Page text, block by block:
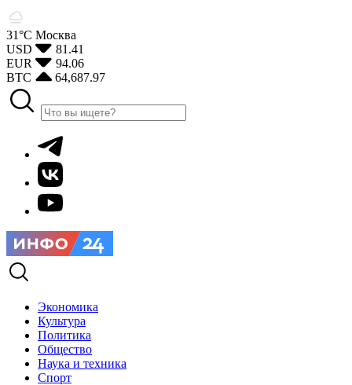
31°С Москва
USD
81.41
EUR
94.06
BTC
64,687.97
Экономика
Культура
Политика
Общество
Наука и техника
Спорт